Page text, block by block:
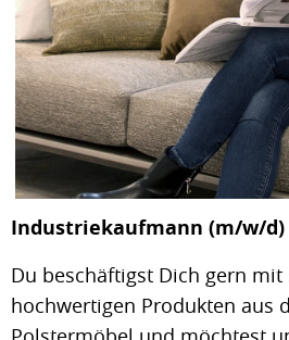
Industriekaufmann (m/w/d)
Du beschäftigst Dich gern
hochwertigen Produkten aus